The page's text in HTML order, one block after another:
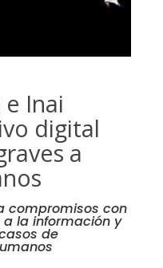
Inai
digital
a
compromisos con
la información y
de